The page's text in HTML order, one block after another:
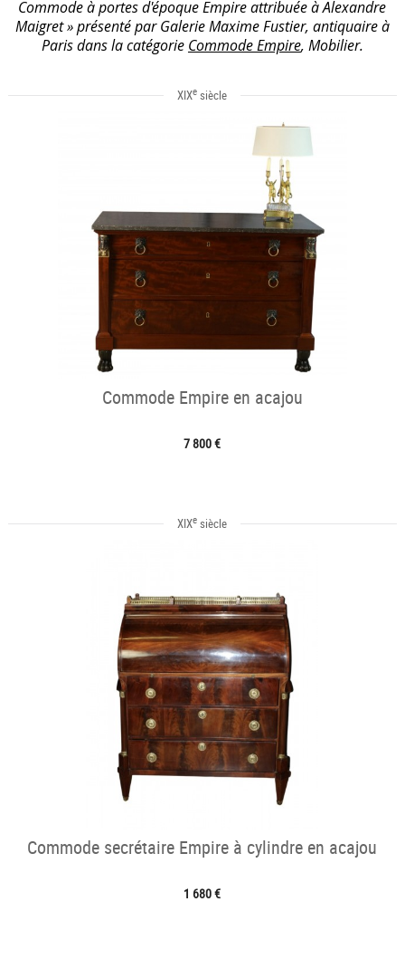
Commode à portes d'époque Empire attribuée à Alexandre
Maigret » présenté par Galerie Maxime Fustier, antiquaire à
Paris dans la catégorie Commode Empire, Mobilier.
XIXe siècle
Commode Empire en acajou
7 800 €
XIXe siècle
Commode secrétaire Empire à cylindre en acajou
1 680 €